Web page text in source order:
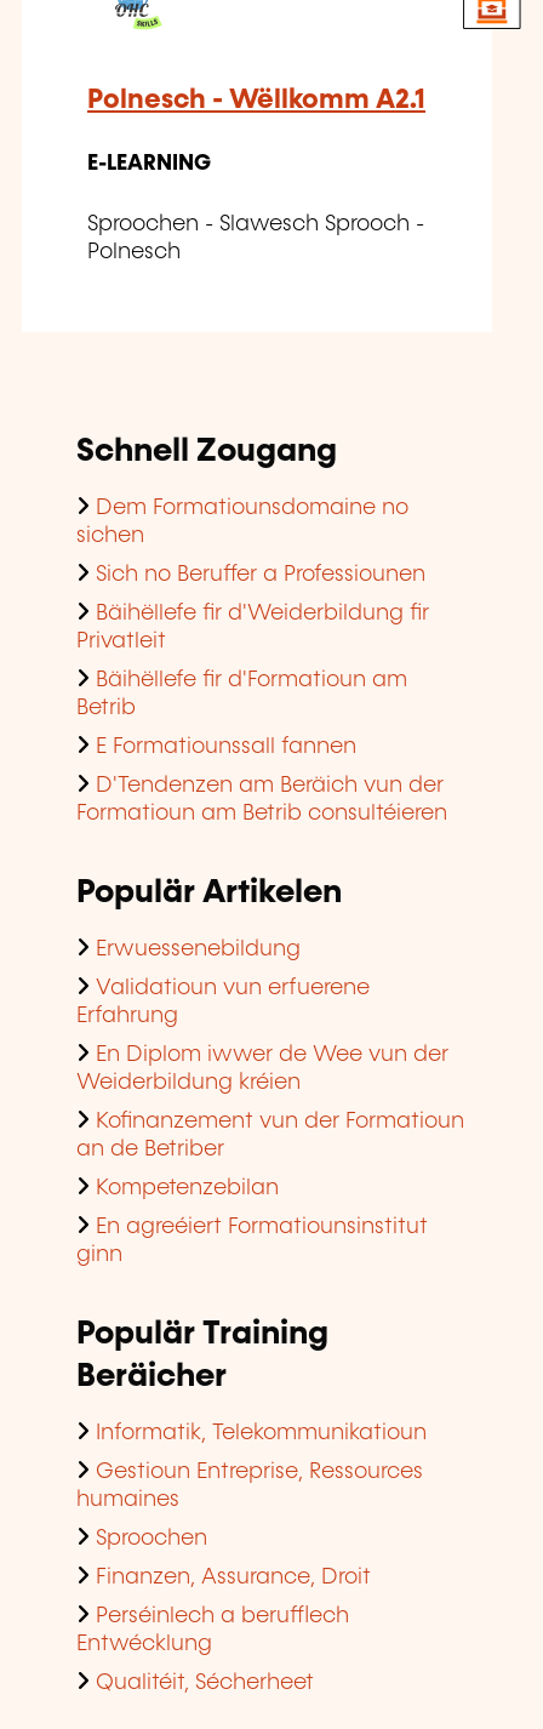
Polnesch - Wëllkomm A2.1
E-LEARNING
Sproochen - Slawesch Sprooch -
Polnesch
Schnell Zougang
Dem Formatiounsdomaine no
sichen
Sich no Beruffer a Professiounen
Bäihëllefe fir d'Weiderbildung fir
Privatleit
Bäihëllefe fir d'Formatioun am
Betrib
E Formatiounssall fannen
D'Tendenzen am Beräich vun der
Formatioun am Betrib consultéieren
Populär Artikelen
Erwuessenebildung
Validatioun vun erfuerene
Erfahrung
En Diplom iwwer de Wee vun der
Weiderbildung kréien
Kofinanzement vun der Formatioun
an de Betriber
Kompetenzebilan
En agreéiert Formatiounsinstitut
ginn
Populär Training
Beräicher
Informatik, Telekommunikatioun
Gestioun Entreprise, Ressources
humaines
Sproochen
Finanzen, Assurance, Droit
Perséinlech a berufflech
Entwécklung
Qualitéit, Sécherheet